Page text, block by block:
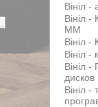
Вініл -
Вініл -
MM
Вініл -
Вініл -
Вініл
дисков
Вініл -